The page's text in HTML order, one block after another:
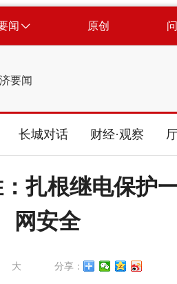
闻 原创
要闻
长城对话 财经·观察
扎根继电保护
网安全
大 分享：